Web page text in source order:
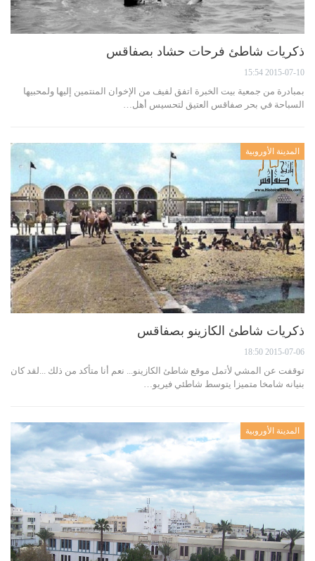
ذكريات شاطئ فرحات حشاد بصفاقس
2015-07-10 15:54
بمبادرة من جمعية بيت الخبرة اتفق لفيف من الإخوان المنتمين إليها ولمحبيها
السباحة في بحر صفاقس العتيق لتحسيس أهل…
المدينة الأوروبية
ذكريات شاطئ الكازينو بصفاقس
2015-07-06 18:50
توقفت عن المشي لأتمل موقع شاطئ الكازينو... نعم أنا متأكد من ذلك ...لقد كان
بنيانه شامخا متميزا يتوسط شاطئي فيريو…
المدينة الأوروبية